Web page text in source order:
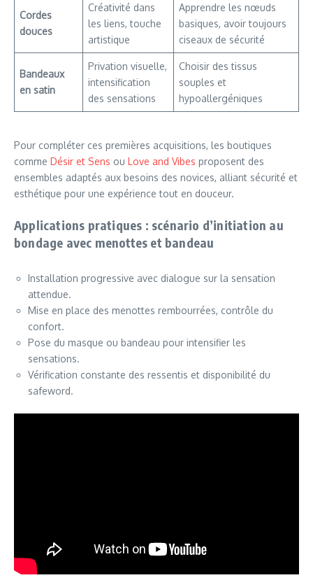
Cordes
douces
Créativité dans
les liens, touche
artistique
Apprendre les nœuds
basiques, avoir toujours
ciseaux de sécurité
Bandeaux
en satin
Privation visuelle,
intensification
des sensations
Choisir des tissus
souples et
hypoallergéniques
Pour compléter ces premières acquisitions, les boutiques
comme Désir et Sens ou Love and Vibes proposent des
ensembles adaptés aux besoins des novices, alliant sécurité et
esthétique pour une expérience tout en douceur.
Applications pratiques : scénario d’initiation au
bondage avec menottes et bandeau
Installation progressive avec dialogue sur la sensation
attendue.
Mise en place des menottes rembourrées, contrôle du
confort.
Pose du masque ou bandeau pour intensifier les
sensations.
Vérification constante des ressentis et disponibilité du
safeword.